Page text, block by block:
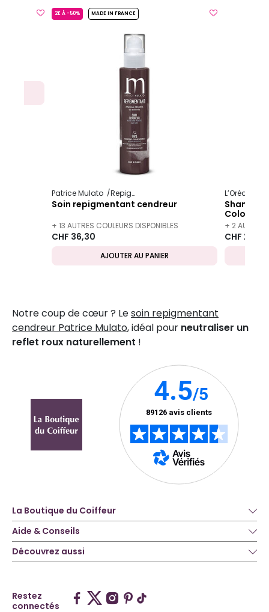
2E À -50% MADE IN FRANCE
Patrice Mulato Repigmentant Soin repigmentant
Soin repigmentant cendreur
+ 13 AUTRES COULEURS DISPONIBLES
CHF 36,30
AJOUTER AU PANIER
Color
+ 2 AUTRES
CHF 26,45
Notre coup de cœur ? Lesoin repigmentant
cendreur Patrice Mulato, idéal pour neutraliser un
reflet roux naturellement !
La Boutique du Coiffeur
Aide & Conseils
Découvrez aussi
Restez
connectés